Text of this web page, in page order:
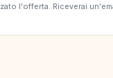
l'offerta. Riceverai